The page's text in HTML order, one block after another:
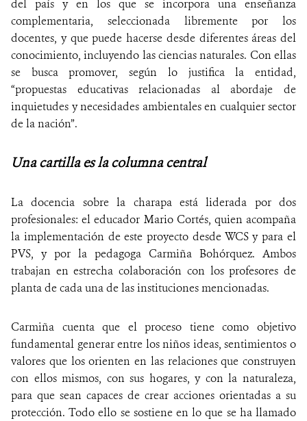
del país y en los que se incorpora una enseñanza
complementaria, seleccionada libremente por los
docentes, y que puede hacerse desde diferentes áreas del
conocimiento, incluyendo las ciencias naturales. Con ellas
se busca promover, según lo justifica la entidad,
“propuestas educativas relacionadas al abordaje de
inquietudes y necesidades ambientales en cualquier sector
de la nación”.
Una cartilla es la columna central
La docencia sobre la charapa está liderada por dos
profesionales: el educador Mario Cortés, quien acompaña
la implementación de este proyecto desde WCS y para el
PVS, y por la pedagoga Carmiña Bohórquez. Ambos
trabajan en estrecha colaboración con los profesores de
planta de cada una de las instituciones mencionadas.
Carmiña cuenta que el proceso tiene como objetivo
fundamental generar entre los niños ideas, sentimientos o
valores que los orienten en las relaciones que construyen
con ellos mismos, con sus hogares, y con la naturaleza,
para que sean capaces de crear acciones orientadas a su
protección. Todo ello se sostiene en lo que se ha llamado